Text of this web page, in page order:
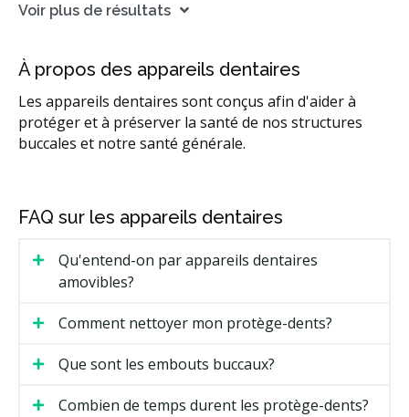
Voir plus de résultats
À propos des appareils dentaires
Les appareils dentaires sont conçus afin d'aider à
protéger et à préserver la santé de nos structures
buccales et notre santé générale.
FAQ sur les appareils dentaires
Qu'entend-on par appareils dentaires
amovibles?
Comment nettoyer mon protège-dents?
Que sont les embouts buccaux?
Combien de temps durent les protège-dents?